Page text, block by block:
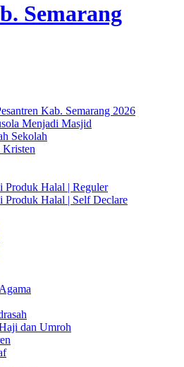
Semarang
Kab. Semarang 2026
Menjadi Masjid
Sekolah
Kristen
Produk Halal | Reguler
Produk Halal | Self Declare
dan Umroh